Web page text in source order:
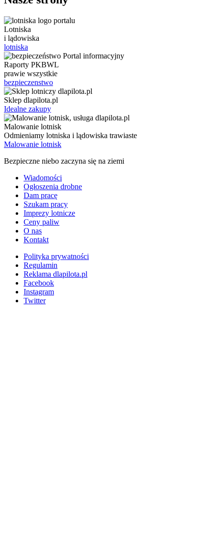
Lotniska
i lądowiska
lotniska
Raporty PKBWL
prawie wszystkie
bezpieczenstwo
Sklep dlapilota.pl
Idealne zakupy
Malowanie lotnisk
Odmieniamy lotniska i lądowiska trawiaste
Malowanie lotnisk
Bezpieczne niebo zaczyna się na ziemi
Wiadomości
Ogłoszenia drobne
Dam pracę
Szukam pracy
Imprezy lotnicze
Ceny paliw
O nas
Kontakt
Polityka prywatności
Regulamin
Reklama dlapilota.pl
Facebook
Instagram
Twitter